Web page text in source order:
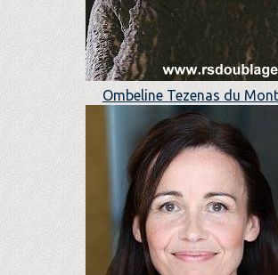
Ombeline Tezenas du